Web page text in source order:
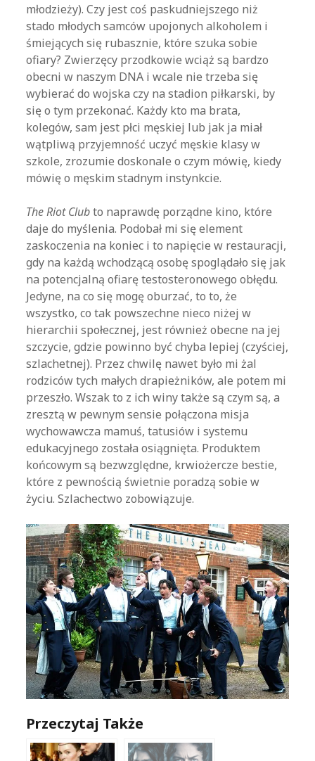
młodzieży). Czy jest coś paskudniejszego niż
stado młodych samców upojonych alkoholem i
śmiejących się rubasznie, które szuka sobie
ofiary? Zwierzęcy przodkowie wciąż są bardzo
obecni w naszym DNA i wcale nie trzeba się
wybierać do wojska czy na stadion piłkarski, by
się o tym przekonać. Każdy kto ma brata,
kolegów, sam jest płci męskiej lub jak ja miał
wątpliwą przyjemność uczyć męskie klasy w
szkole, zrozumie doskonale o czym mówię, kiedy
mówię o męskim stadnym instynkcie.
The Riot Clubto naprawdę porządne kino, które
daje do myślenia. Podobał mi się element
zaskoczenia na koniec i to napięcie w restauracji,
gdy na każdą wchodzącą osobę spoglądało się jak
na potencjalną ofiarę testosteronowego obłędu.
Jedyne, na co się mogę oburzać, to to, że
wszystko, co tak powszechne nieco niżej w
hierarchii społecznej, jest również obecne na jej
szczycie, gdzie powinno być chyba lepiej (czyściej,
szlachetnej). Przez chwilę nawet było mi żal
rodziców tych małych drapieżników, ale potem mi
przeszło. Wszak to z ich winy także są czym są, a
zresztą w pewnym sensie połączona misja
wychowawcza mamuś, tatusiów i systemu
edukacyjnego została osiągnięta. Produktem
końcowym są bezwzględne, krwiożercze bestie,
które z pewnością świetnie poradzą sobie w
życiu. Szlachectwo zobowiązuje.
Przeczytaj Także